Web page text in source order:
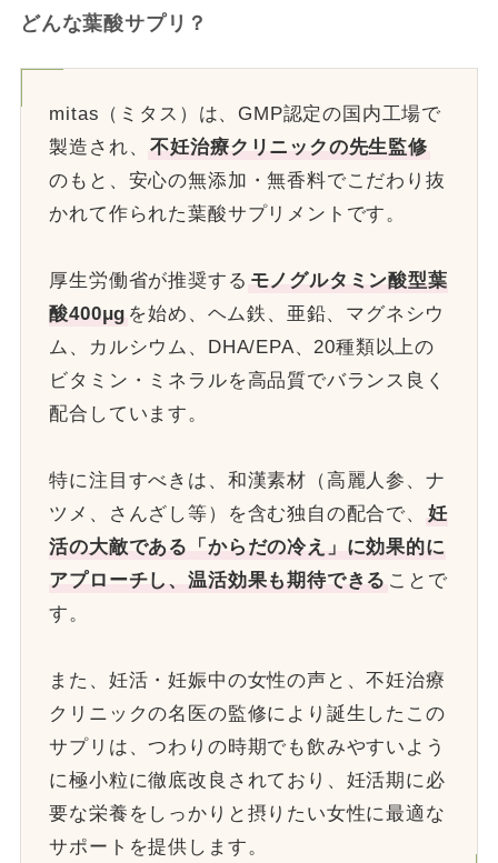
どんな葉酸サプリ？
mitas（ミタス）は、GMP認定の国内工場で
製造され、
不妊治療クリニックの先生監修
のもと、安心の無添加・無香料でこだわり抜
かれて作られた葉酸サプリメントです。
厚生労働省が推奨する モノグルタミン酸型葉
酸400μg を始め、ヘム鉄、亜鉛、マグネシウ
ム、カルシウム、DHA/EPA、20種類以上の
ビタミン・ミネラルを高品質でバランス良く
配合しています。
特に注目すべきは、和漢素材（高麗人参、ナ
ツメ、さんざし等）を含む独自の配合で、
妊
活の大敵である「からだの冷え」に効果的に
アプローチし、温活効果も期待できる ことで
す。
また、妊活・妊娠中の女性の声と、不妊治療
クリニックの名医の監修により誕生したこの
サプリは、つわりの時期でも飲みやすいよう
に極小粒に徹底改良されており、妊活期に必
要な栄養をしっかりと摂りたい女性に最適な
サポートを提供します。